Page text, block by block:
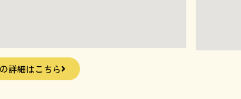
詳細はこちら